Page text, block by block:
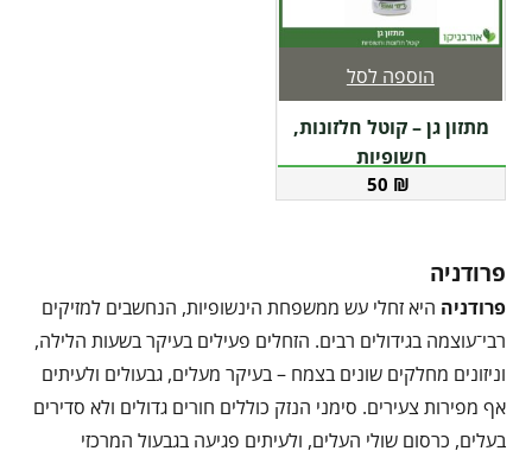
מתזון גן – קוטל חלזונות,
חשופיות
50 ₪
הוספה לסל
פרודניה
פרודניה היא זחלי עש ממשפחת הינשופיות, הנחשבים למזיקים
רבי־עוצמה בגידולים רבים. הזחלים פעילים בעיקר בשעות הלילה,
וניזונים מחלקים שונים בצמח – בעיקר מעלים, גבעולים ולעיתים
אף מפירות צעירים. סימני הנזק כוללים חורים גדולים ולא סדירים
בעלים, כרסום שולי העלים, ולעיתים פגיעה בגבעול המרכזי